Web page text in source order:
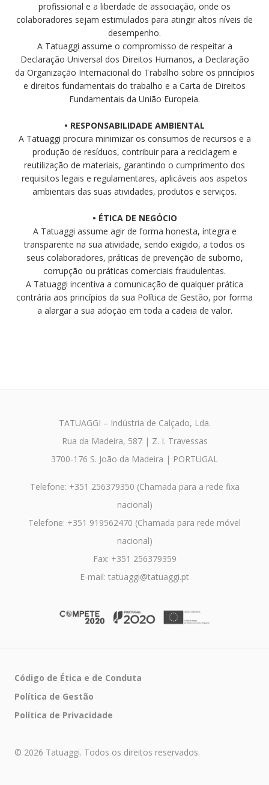
profissional e a liberdade de associação, onde os
colaboradores sejam estimulados para atingir altos níveis de
desempenho.
A Tatuaggi assume o compromisso de respeitar a
Declaração Universal dos Direitos Humanos, a Declaração
da Organização Internacional do Trabalho sobre os princípios
e direitos fundamentais do trabalho e a Carta de Direitos
Fundamentais da União Europeia.
• RESPONSABILIDADE AMBIENTAL
A Tatuaggi procura minimizar os consumos de recursos e a
produção de resíduos, contribuir para a reciclagem e
reutilização de materiais, garantindo o cumprimento dos
requisitos legais e regulamentares, aplicáveis aos aspetos
ambientais das suas atividades, produtos e serviços.
• ÉTICA DE NEGÓCIO
A Tatuaggi assume agir de forma honesta, íntegra e
transparente na sua atividade, sendo exigido, a todos os
seus colaboradores, práticas de prevenção de suborno,
corrupção ou práticas comerciais fraudulentas.
A Tatuaggi incentiva a comunicação de qualquer prática
contrária aos princípios da sua Política de Gestão, por forma
a alargar a sua adoção em toda a cadeia de valor.
TATUAGGI – Indústria de Calçado, Lda.
Rua da Madeira, 587 | Z. I. Travessas
3700-176 S. João da Madeira | PORTUGAL
Telefone: +351 256379350 (Chamada para a rede fixa
nacional)
Telefone: +351 919562470 (Chamada para rede móvel
nacional)
Fax: +351 256379359
E-mail: tatuaggi@tatuaggi.pt
© 2026 Tatuaggi. Todos os direitos reservados.
Código de Ética e de Conduta
Política de Gestão
Política de Privacidade